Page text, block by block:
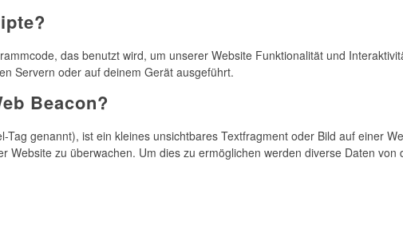
das benutzt wird, um unserer Website Funktionalität und
Servern oder auf deinem Gerät ausgeführt.
Beacon?
Tag genannt), ist ein kleines unsichtbares Textfragment oder Bild auf einer
Website zu überwachen. Um dies zu ermöglichen werden diverse Daten von